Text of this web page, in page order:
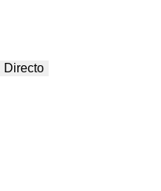
Directo